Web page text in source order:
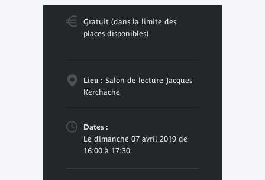
Gratuit (dans la limite des
places disponibles)
Lieu : Salon de lecture Jacques
Kerchache
Dates :
Le dimanche 07 avril 2019 de
16:00 à 17:30